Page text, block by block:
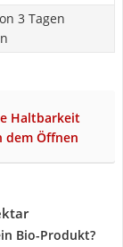
3 Tagen
Haltbarkeit
dem Öffnen
Bio-Produkt?